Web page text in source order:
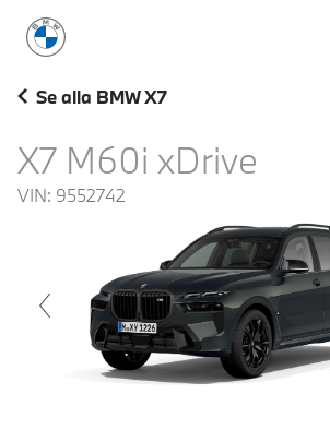
BMW Sverige
Se alla BMW X7
X7 M60i xDrive
VIN: 9552742